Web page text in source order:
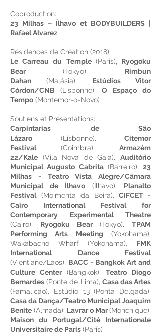
Coproduction:
23 Milhas – Ílhavo et BODYBUILDERS |
Rafael Alvarez
Résidences de Création (2018):
Le Carreau du Temple (Paris), Ryogoku
Bear (Tokyo), Rimbun
Dahan (Malásia), Estúdios Vitor
Córdon/CNB(Lisbonne), O Espaço do
Tempo (Montemor-o-Novo)
Soutiens et Présentations:
Carpintarias de São
Lázaro (Lisbonne), Citemor
Festival(Coimbra), Armazém
22/Kale (Vila Nova de Gaia), Auditório
Municipal Augusto Cabrita(Barreiro), 23
Milhas - Teatro Vista Alegre/Câmara
Municipal de Ílhavo (Ílhavo), Planalto
Festival(Moimenta da Beira),CIFCET -
Cairo International Festival for
Contemporary Experimental Theatre
(Cairo), Ryogoku Bear(Tokyo), TPAM
Performing Arts Meeting (Yokohama),
Wakabacho Wharf (Yokohama), FMK
International Dance Festival
(Vientiane/Laos), BACC - Bangkok Art and
Culture Center(Bangkok), Teatro Diogo
Bernardes (Ponte de Lima), Casa das Artes
(Famalicão), Estúdio 13 (Ponta Delgada),
Casa da Dança/Teatro Municipal Joaquim
Benite (Almada), Lavrar o Mar(Monchique),
Maison du Portugal/Cité Internationale
Universitaire de Paris(Paris)